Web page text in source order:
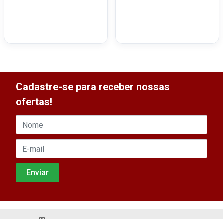
Cadastre-se para receber nossas
ofertas!